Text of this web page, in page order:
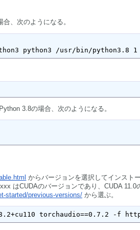
、次のようになる。
python3 /usr/bin/python3.8 1
3.8の場合、次のようになる。
からバージョンを選択してインスト
はCUDAのバージョンであり、CUDA 11.0
started/previous-versions/ から選ぶ。
torchaudio==0.7.2 -f